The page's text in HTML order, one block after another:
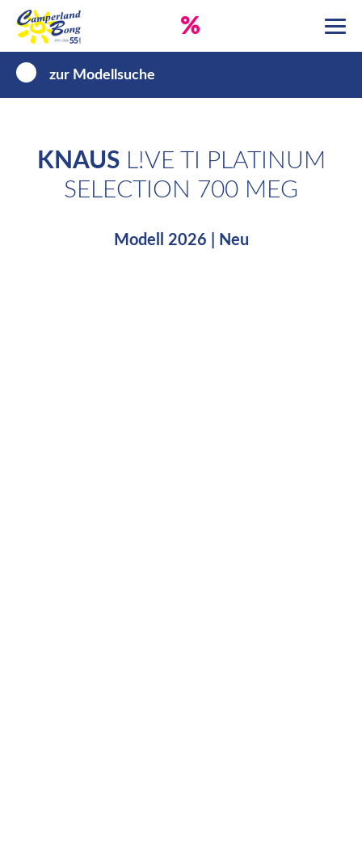
%
zur Modellsuche
KNAUSL!VE TI PLATINUM
SELECTION 700 MEG
Modell 2026 | Neu